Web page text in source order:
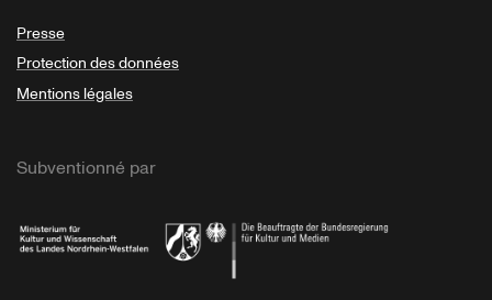
Presse
Protection des données
Mentions légales
Subventionné par